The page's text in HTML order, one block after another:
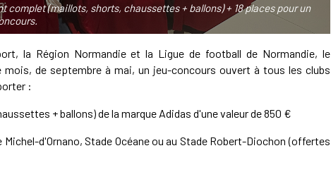
complet (maillots, shorts, chaussettes + ballons) + 18 places pour un
la Région Normandie et la Ligue de football de Normandie, le
mois, de septembre à mai, un jeu-concours ouvert à tous les clubs
:
+ ballons) de la marque Adidas d'une valeur de 850 €
d'Ornano, Stade Océane ou au Stade Robert-Diochon (offertes